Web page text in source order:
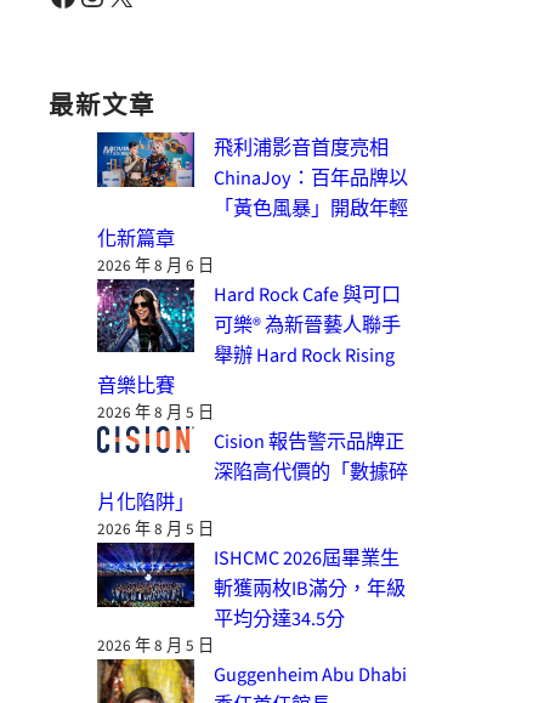
最新文章
飛利浦影音首度亮相
ChinaJoy：百年品牌以
「黃色風暴」開啟年輕
化新篇章
2026 年 8 月 6 日
Hard Rock Cafe 與可口
可樂® 為新晉藝人聯手
舉辦 Hard Rock Rising
音樂比賽
2026 年 8 月 5 日
Cision 報告警示品牌正
深陷高代價的「數據碎
片化陷阱」
2026 年 8 月 5 日
ISHCMC 2026屆畢業生
斬獲兩枚IB滿分，年級
平均分達34.5分
2026 年 8 月 5 日
Guggenheim Abu Dhabi